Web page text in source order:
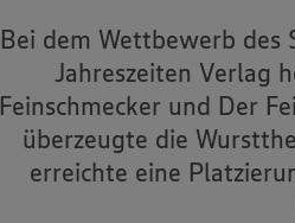
Bei dem Wettbewerb des
Jahreszeiten Verlag
Feinschmecker und Der
überzeugte die
erreichte eine